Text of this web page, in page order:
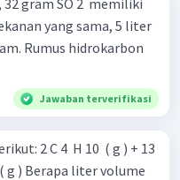
yang sama, 5 liter
Rumus hidrokarbon
Jawaban terverifikasi
g ) + 13